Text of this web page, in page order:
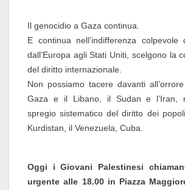
Il genocidio a Gaza continua.
E continua nell’indifferenza colpevole
dall’Europa agli Stati Uniti, scelgono la
del diritto internazionale.
Non possiamo tacere davanti
Gaza e il Libano, il Sudan e l’Iran,
spregio sistematico del diritto dei
Kurdistan, il Venezuela, Cuba.
Oggi i Giovani Palestinesi
urgente alle 18.00 in Piazza